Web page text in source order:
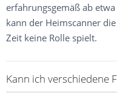
erfahrungsgemäß ab
kann der Heimscanner
Zeit keine Rolle spielt.
Kann ich verschiedene